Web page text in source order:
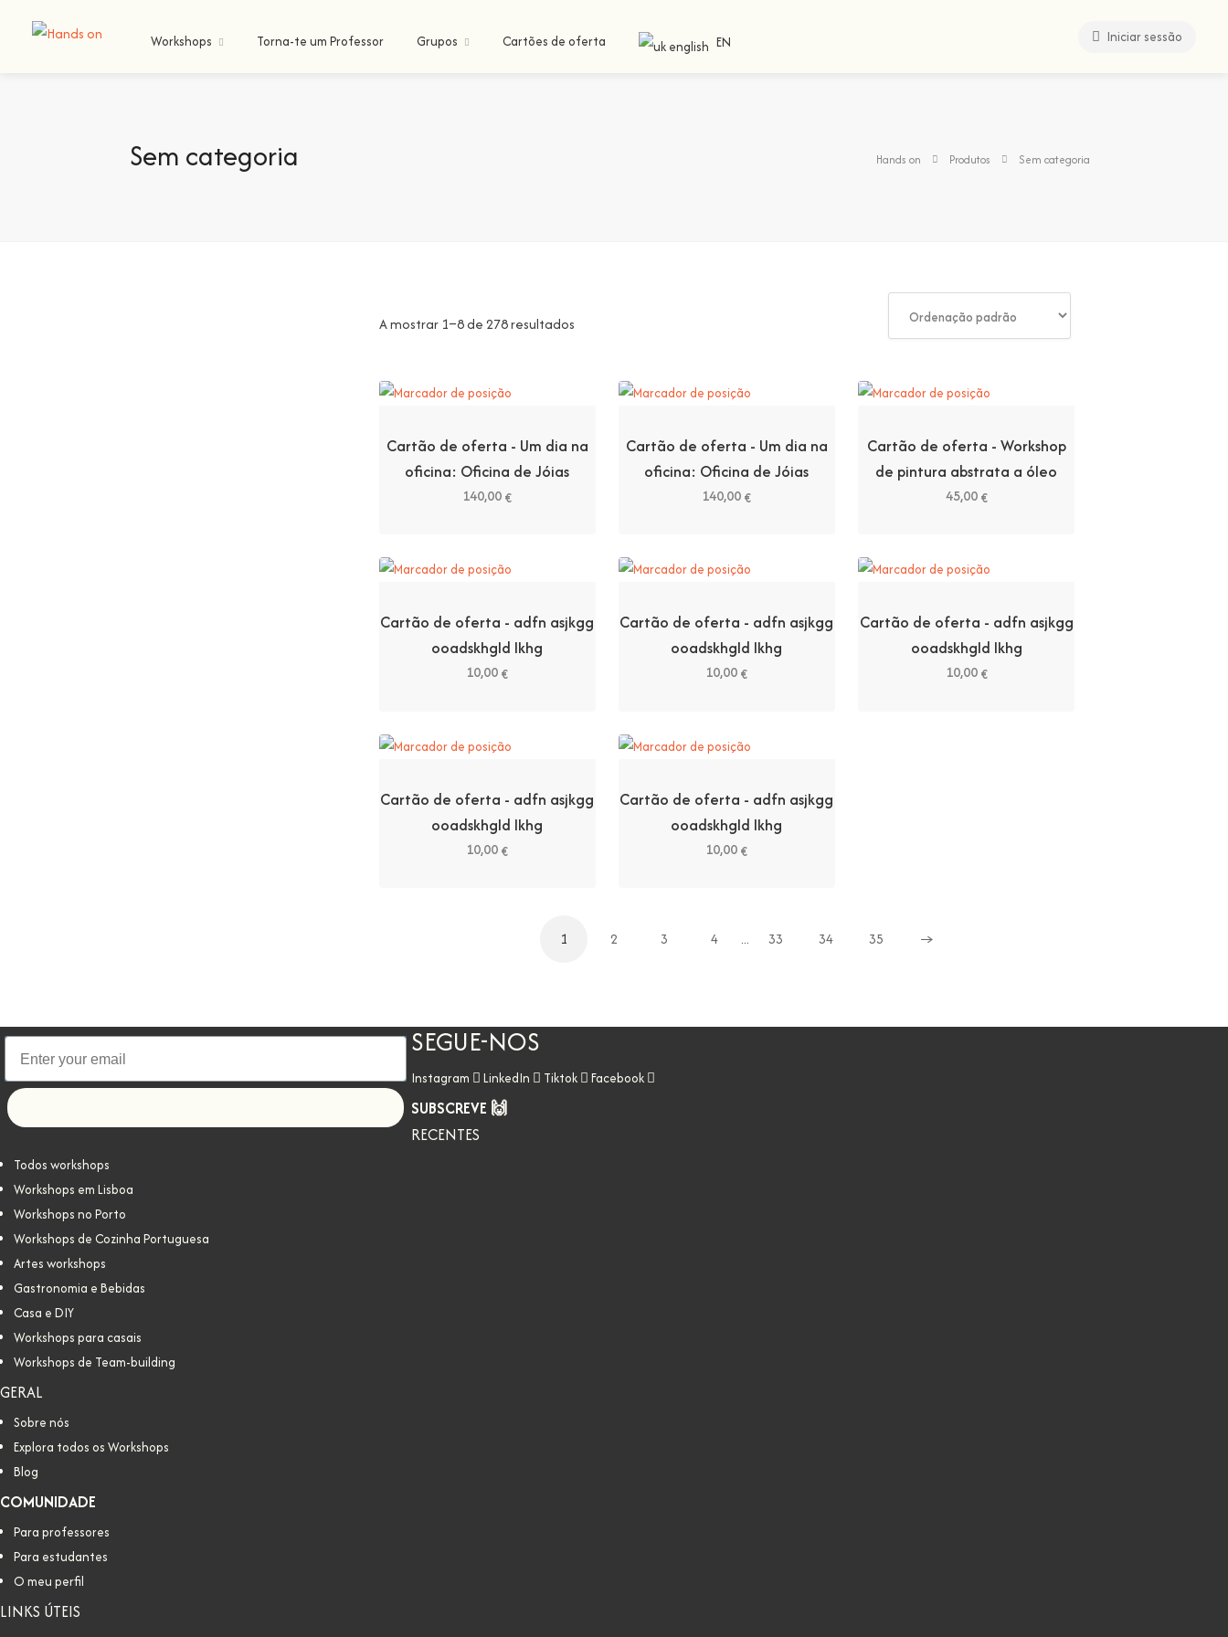
Workshops Torna-te um Professor Grupos Cartões de oferta EN Iniciar sessão
Sem categoria Hands on Produtos Sem categoria
A mostrar 1–8 de 278 resultados
Cartão de oferta - Um dia na
oficina: Oficina de Jóias
140,00€
Cartão de oferta - Um dia na
oficina: Oficina de Jóias
140,00€
Cartão de oferta - Workshop
de pintura abstrata a óleo
45,00€
Cartão de oferta - adfn asjkgg
ooadskhgld lkhg
10,00€
Cartão de oferta - adfn asjkgg
ooadskhgld lkhg
10,00€
Cartão de oferta - adfn asjkgg
ooadskhgld lkhg
10,00€
Cartão de oferta - adfn asjkgg
ooadskhgld lkhg
10,00€
Cartão de oferta - adfn asjkgg
ooadskhgld lkhg
10,00€
1 2 3 4 ... 33 34 35 →
SEGUE-NOS
Instagram LinkedIn Tiktok Facebook
SUBSCREVE 🙌
RECENTES
Todos workshops
Workshops em Lisboa
Workshops no Porto
Workshops de Cozinha Portuguesa
Artes workshops
Gastronomia e Bebidas
Casa e DIY
Workshops para casais
Workshops de Team-building
GERAL
Sobre nós
Explora todos os Workshops
Blog
COMUNIDADE
Para professores
Para estudantes
O meu perfil
LINKS ÚTEIS